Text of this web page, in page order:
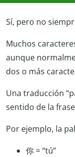
Sí, pero no
Muchos
aunque
dos o más
Una traducción
sentido de la
Por ejemplo, la
你 = “tú”